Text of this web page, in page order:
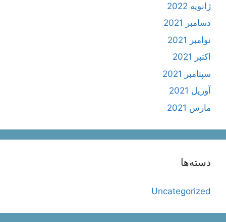
ژانویه 2022
دسامبر 2021
نوامبر 2021
اکتبر 2021
سپتامبر 2021
آوریل 2021
مارس 2021
دسته‌ها
Uncategorized